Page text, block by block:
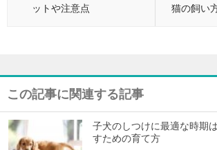
ットや注意点
猫の飼い
この記事に関連する記事
子犬のしつけに最適な時期
すための育て方